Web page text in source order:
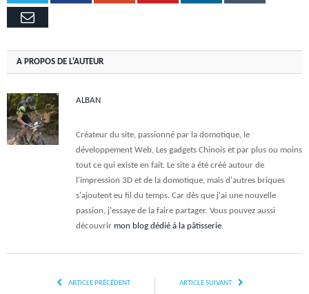
Email
A PROPOS DE L'AUTEUR
ALBAN
Créateur du site, passionné par la domotique, le
développement Web, Les gadgets Chinois et par plus ou moins
tout ce qui existe en fait. Le site a été créé autour de
l'impression 3D et de la domotique, mais d'autres briques
s'ajoutent eu fil du temps. Car dès que j'ai une nouvelle
passion, j'essaye de la faire partager. Vous pouvez aussi
découvrir mon blog dédié à la pâtisserie.
ARTICLE PRÉCÉDENT ARTICLE SUIVANT